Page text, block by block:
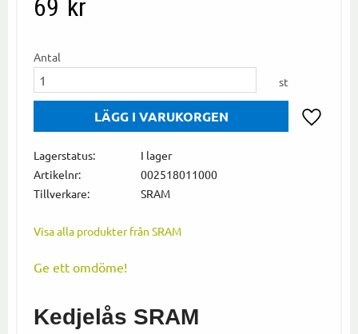
Antal
st
Lagerstatus
I lager
Artikelnr
002518011000
Tillverkare
SRAM
Visa alla produkter från SRAM
Ge ett omdöme!
Kedjelås SRAM